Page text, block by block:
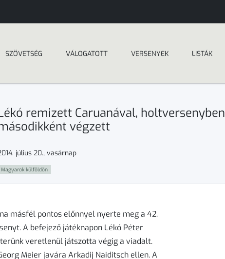
SZÖVETSÉG VÁLOGATOTT VERSENYEK LISTÁK
remizett Caruanával, holtversenyben
végzett
július 20., vasárnap
Magyarok külföldön
másfél pontos előnnyel nyerte meg a 42.
A befejező játéknapon Lékó Péter
veretlenül játszotta végig a viadalt.
Meier javára Arkadij Naiditsch ellen. A